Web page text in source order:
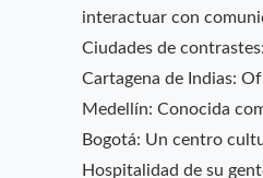
interactuar con
Ciudades de contrastes:
Cartagena de Indias:
Medellín: Conocida
Bogotá: Un centro
Hospitalidad de su